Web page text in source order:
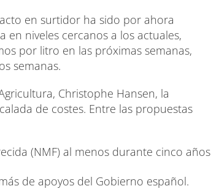
en surtidor ha sido por ahora
en niveles cercanos a los actuales,
por litro en las próximas semanas,
semanas.
Christophe Hansen, la
de costes. Entre las propuestas
(NMF) al menos durante cinco años
de apoyos del Gobierno español.